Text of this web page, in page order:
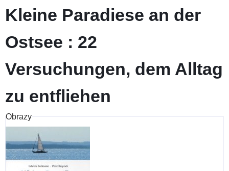
Kleine Paradiese an der
Ostsee : 22
Versuchungen, dem Alltag
zu entfliehen
Obrazy